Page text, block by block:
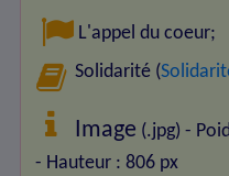
L'appel du coeur;
Solidarité (
Image (.jpg) -
- Hauteur : 806 px